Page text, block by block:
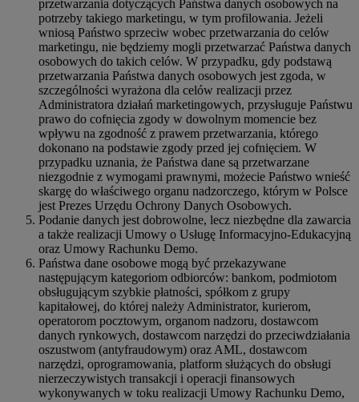
przetwarzania dotyczących Państwa danych osobowych na
potrzeby takiego marketingu, w tym profilowania. Jeżeli
wniosą Państwo sprzeciw wobec przetwarzania do celów
marketingu, nie będziemy mogli przetwarzać Państwa danych
osobowych do takich celów. W przypadku, gdy podstawą
przetwarzania Państwa danych osobowych jest zgoda, w
szczególności wyrażona dla celów realizacji przez
Administratora działań marketingowych, przysługuje Państwu
prawo do cofnięcia zgody w dowolnym momencie bez
wpływu na zgodność z prawem przetwarzania, którego
dokonano na podstawie zgody przed jej cofnięciem. W
przypadku uznania, że Państwa dane są przetwarzane
niezgodnie z wymogami prawnymi, możecie Państwo wnieść
skargę do właściwego organu nadzorczego, którym w Polsce
jest Prezes Urzędu Ochrony Danych Osobowych.
Podanie danych jest dobrowolne, lecz niezbędne dla zawarcia
a także realizacji Umowy o Usługę Informacyjno-Edukacyjną
oraz Umowy Rachunku Demo.
Państwa dane osobowe mogą być przekazywane
następującym kategoriom odbiorców: bankom, podmiotom
obsługującym szybkie płatności, spółkom z grupy
kapitałowej, do której należy Administrator, kurierom,
operatorom pocztowym, organom nadzoru, dostawcom
danych rynkowych, dostawcom narzędzi do przeciwdziałania
oszustwom (antyfraudowym) oraz AML, dostawcom
narzędzi, oprogramowania, platform służących do obsługi
nierzeczywistych transakcji i operacji finansowych
wykonywanych w toku realizacji Umowy Rachunku Demo,